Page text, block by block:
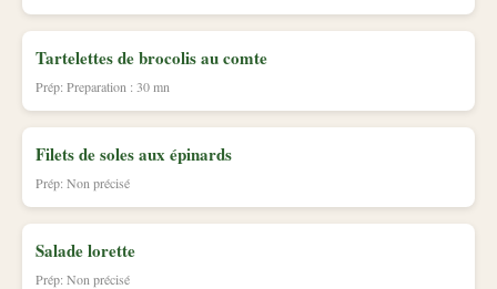
Tartelettes de brocolis au comte
Prép: Preparation : 30 mn
Filets de soles aux épinards
Prép: Non précisé
Salade lorette
Prép: Non précisé